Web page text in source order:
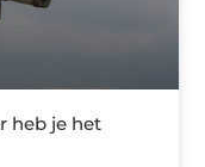
heb je het